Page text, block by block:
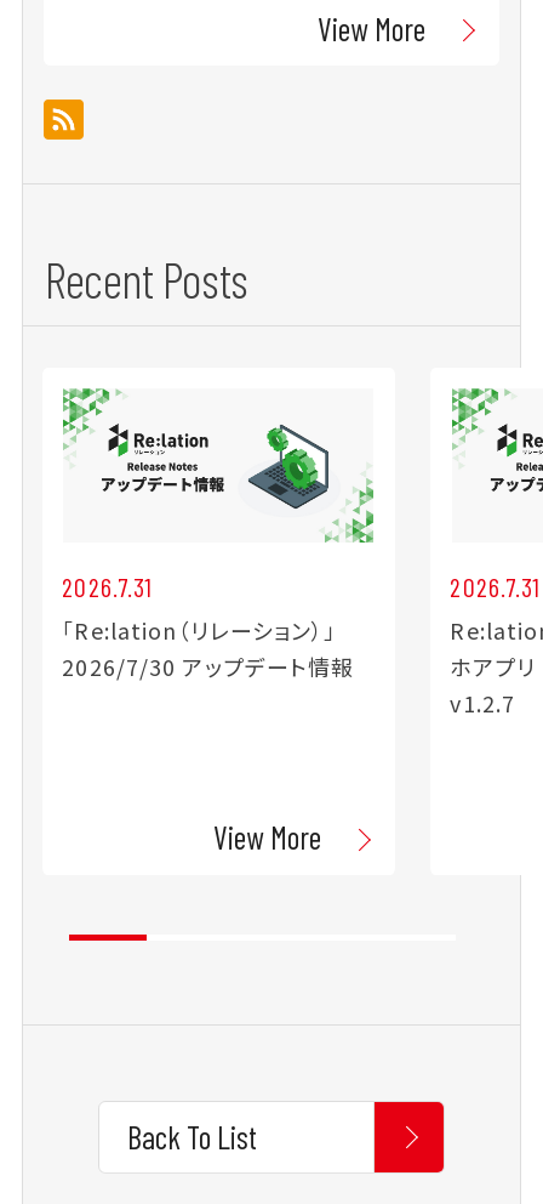
View More
Recent Posts
2026.7.31
「Re:lation（リレーション）」
2026/7/30 アップデート情報
View More
2026.7.31
Re:lation
ホアプ
v1.2.7
Back To List